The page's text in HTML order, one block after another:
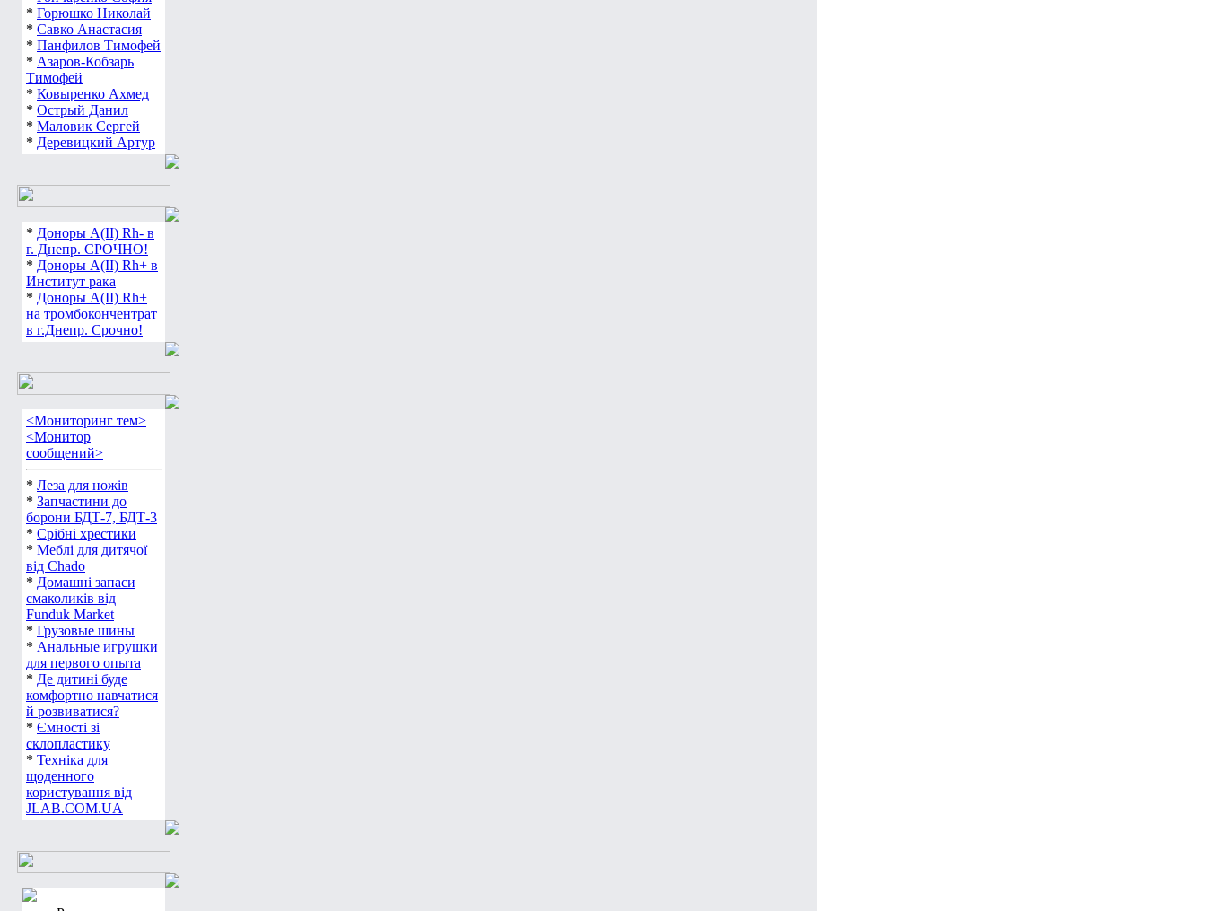
* Горюшко Николай
* Савко Анастасия
* Панфилов Тимофей
* Азаров-Кобзарь
Тимофей
* Ковыренко Ахмед
* Острый Данил
* Маловик Сергей
* Деревицкий Артур
* Доноры А(ІІ) Rh- в
г. Днепр. СРОЧНО!
* Доноры А(ІІ) Rh+ в
Институт рака
* Доноры А(ІІ) Rh+
на тромбокончентрат
в г.Днепр. Срочно!
<Мониторинг тем>
<Монитор
сообщений>
* Леза для ножів
* Запчастини до
борони БДТ-7, БДТ-3
* Срібні хрестики
* Меблі для дитячої
від Chado
* Домашні запаси
смаколиків від
Funduk Market
* Грузовые шины
* Анальные игрушки
для первого опыта
* Де дитині буде
комфортно навчатися
й розвиватися?
* Ємності зі
склопластику
* Техніка для
щоденного
користування від
JLAB.COM.UA